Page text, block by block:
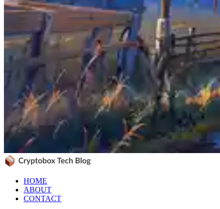
HOME
ABOUT
CONTACT